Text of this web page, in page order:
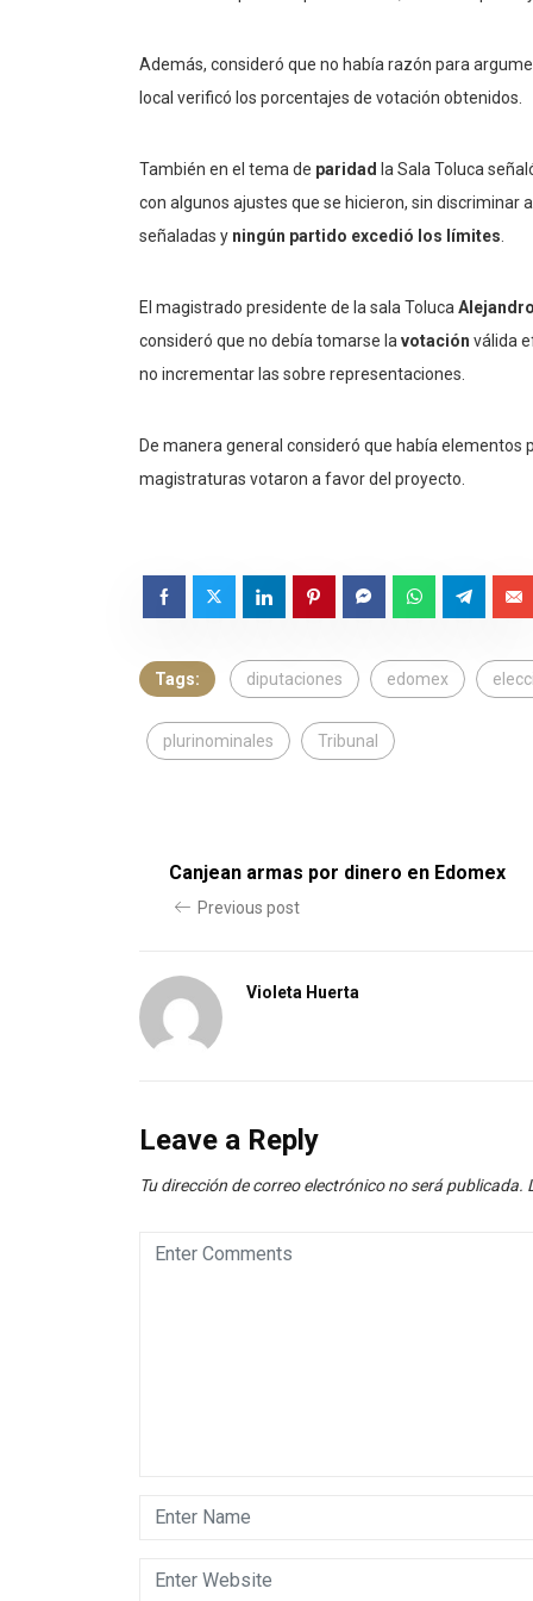
Además, consideró que no había razón para
local verificó los porcentajes de votación obtenidos.
También en el tema de paridad la Sala Toluca
con algunos ajustes que se hicieron, sin
señaladas y ningún partido excedió los límites
El magistrado presidente de la sala Toluca
consideró que no debía tomarse la votación válida
no incrementar las sobre representaciones.
De manera general consideró que había elementos
magistraturas votaron a favor del proyecto.
Tags: diputaciones edomex
plurinominales Tribunal
Canjean armas por dinero en Edomex
Previous post
Violeta Huerta
Leave a Reply
Tu dirección de correo electrónico no será publicada.